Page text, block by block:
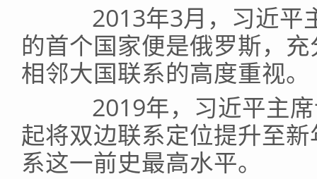
2013年3月，习近平
的首个国家便是俄罗斯，
相邻大国联系的高度重视。
2019年，习近平主席
起将双边联系定位提升至
系这一前史最高水平。